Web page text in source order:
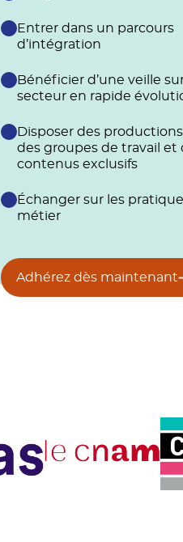
Entrer dans un parcours
d’intégration
Bénéficier d’une veille
secteur en rapide
Disposer des
des groupes de travail et
contenus exclusifs
Échanger sur les
métier
Adhérez dès maintenant